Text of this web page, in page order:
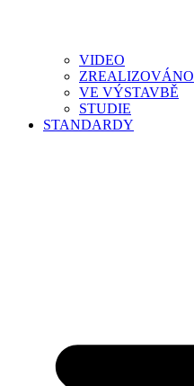
VIDEO
ZREALIZOVÁNO
VE VÝSTAVBĚ
STUDIE
STANDARDY